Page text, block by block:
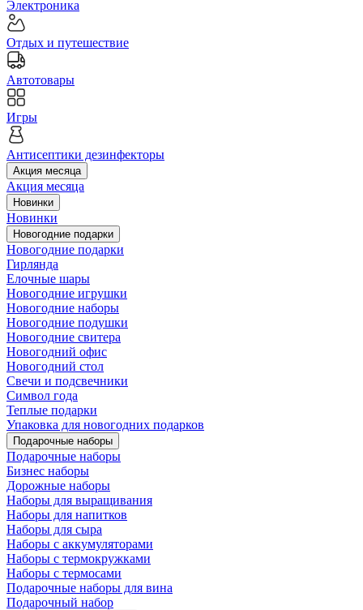
Электроника
Отдых и путешествие
Автотовары
Игры
Антисептики дезинфекторы
Акция месяца
Акция месяца
Новинки
Новинки
Новогодние подарки
Новогодние подарки
Гирлянда
Елочные шары
Новогодние игрушки
Новогодние наборы
Новогодние подушки
Новогодние свитера
Новогодний офис
Новогодний стол
Свечи и подсвечники
Символ года
Теплые подарки
Упаковка для новогодних подарков
Подарочные наборы
Подарочные наборы
Бизнес наборы
Дорожные наборы
Наборы для выращивания
Наборы для напитков
Наборы для сыра
Наборы с аккумуляторами
Наборы с термокружками
Наборы с термосами
Подарочные наборы для вина
Подарочный набор